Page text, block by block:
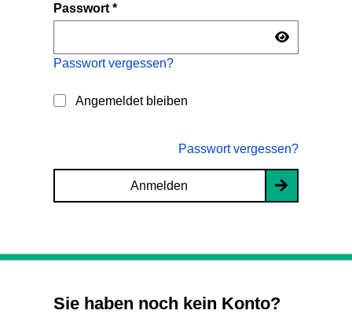
Passwort*
Passwort vergessen?
Angemeldet bleiben
Passwort vergessen?
Anmelden
Sie haben noch kein Konto?